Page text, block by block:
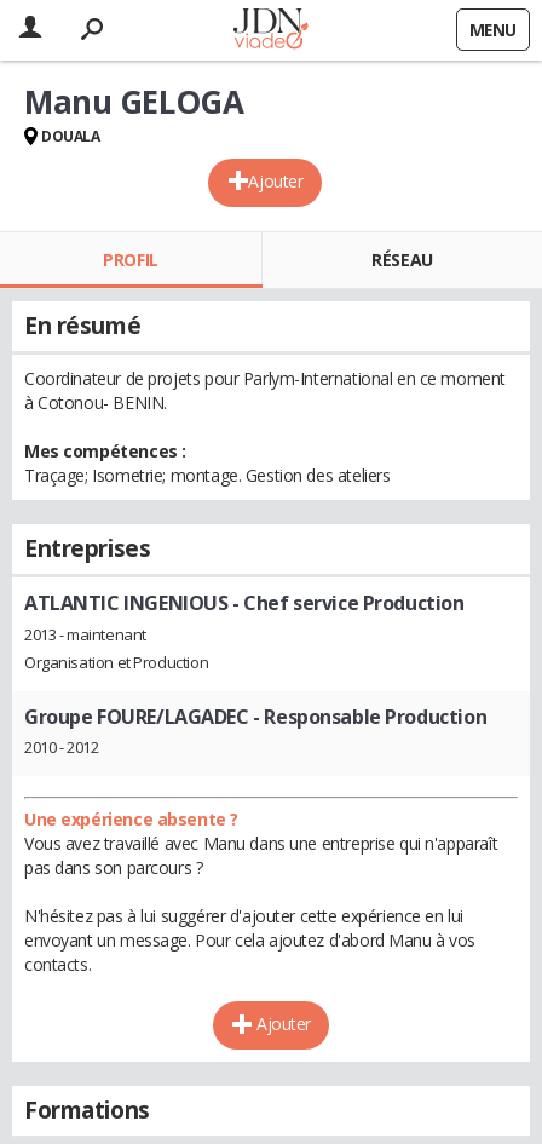
MENU
Ajouter
Manu GELOGA
DOUALA
PROFIL RÉSEAU
En résumé
Coordinateur de projets pour Parlym-International en ce moment
à Cotonou- BENIN.
Mes compétences :
Traçage; Isometrie; montage. Gestion des ateliers
Entreprises
ATLANTIC INGENIOUS- Chef service Production
2013 - maintenant
Organisation et Production
Groupe FOURE/LAGADEC - Responsable Production
2010 - 2012
Une expérience absente ?
Vous avez travaillé avec Manu dans une entreprise qui n'apparaît
pas dans son parcours ?
N'hésitez pas à lui suggérer d'ajouter cette expérience en lui
envoyant un message. Pour cela ajoutez d'abord Manu à vos
contacts.
Ajouter
Formations